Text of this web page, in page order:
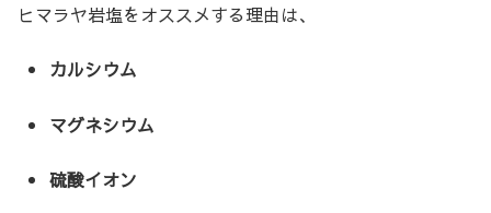
ヒマラヤ岩塩をオススメする理由は、
カルシウム
マグネシウム
硫酸イオン